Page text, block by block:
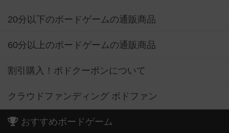
20分以下のボードゲームの通販商品
60分以上のボードゲームの通販商品
割引購入！ボドクーポンについて
クラウドファンディング ボドファン
おすすめボードゲーム